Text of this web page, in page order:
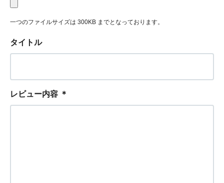
一つのファイルサイズは 300KB までとなっております。
タイトル
レビュー内容 ＊